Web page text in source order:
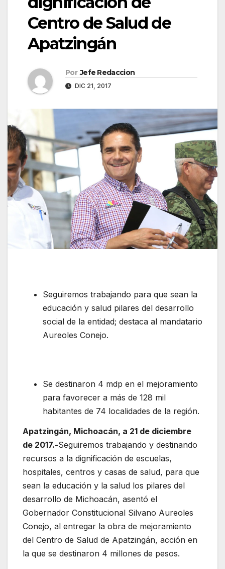
Centro de Salud de
Apatzingán
Por Jefe Redaccion
DIC 21, 2017
Seguiremos trabajando para que sean la
educación y salud pilares del desarrollo
social de la entidad; destaca al mandatario
Aureoles Conejo.
Se destinaron 4 mdp en el mejoramiento
para favorecer a más de 128 mil
habitantes de 74 localidades de la región.
Apatzingán, Michoacán, a 21 de diciembre
de 2017.-Seguiremos trabajando y destinando
recursos a la dignificación de escuelas,
hospitales, centros y casas de salud, para que
sean la educación y la salud los pilares del
desarrollo de Michoacán, asentó el
Gobernador Constitucional Silvano Aureoles
Conejo, al entregar la obra de mejoramiento
del Centro de Salud de Apatzingán, acción en
la que se destinaron 4 millones de pesos.